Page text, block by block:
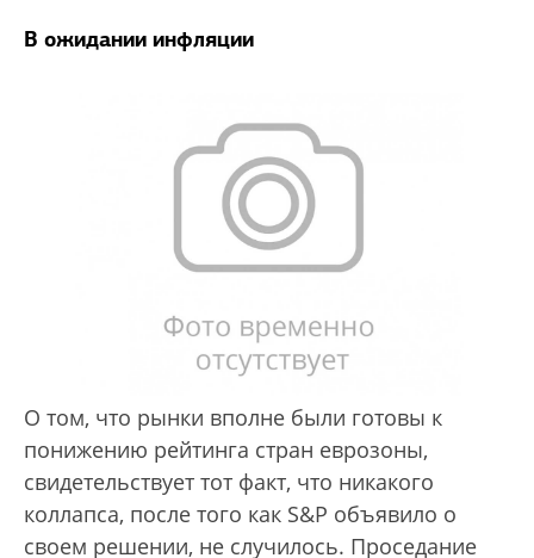
В ожидании инфляции
О том, что рынки вполне были готовы к
понижению рейтинга стран еврозоны,
свидетельствует тот факт, что никакого
коллапса, после того как S&P объявило о
своем решении, не случилось. Проседание